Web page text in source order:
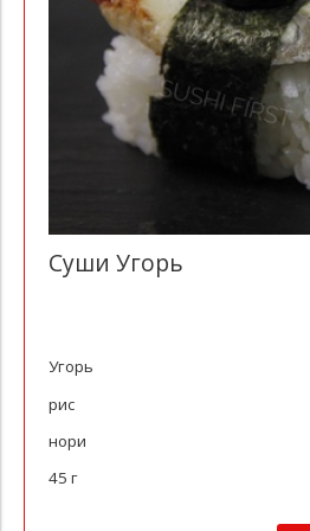
Суши Угорь
Угорь
рис
нори
45 г